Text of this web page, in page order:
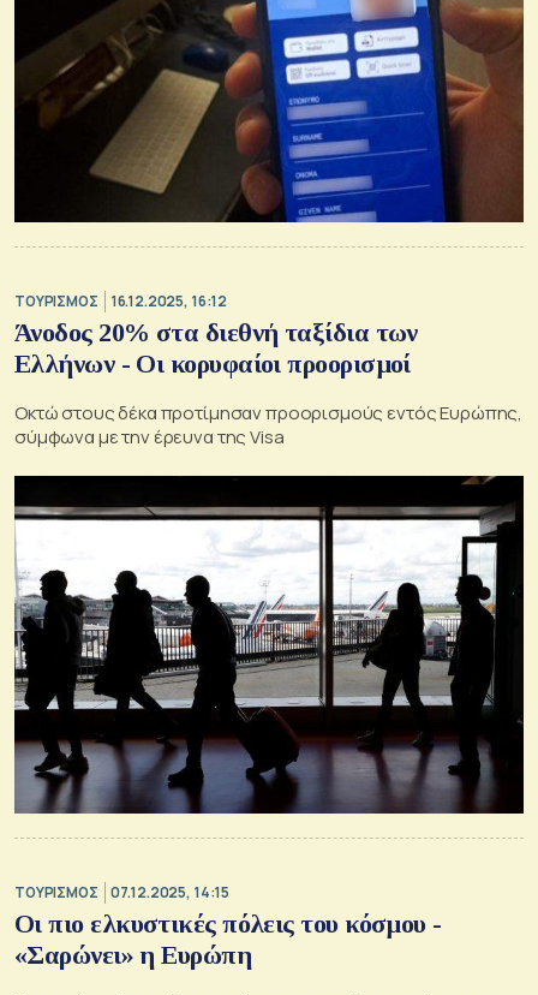
ΤΟΥΡΙΣΜΟΣ 16.12.2025, 16:12
Άνοδος 20% στα διεθνή ταξίδια των
Ελλήνων - Οι κορυφαίοι προορισμοί
Οκτώ στους δέκα προτίμησαν προορισμούς εντός Ευρώπης,
σύμφωνα με την έρευνα της Visa
ΤΟΥΡΙΣΜΟΣ 07.12.2025, 14:15
Οι πιο ελκυστικές πόλεις του κόσμου -
«Σαρώνει» η Ευρώπη